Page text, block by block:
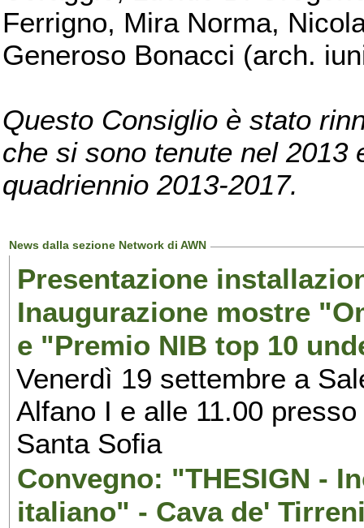
Ferrigno, Mira Norma,
Generoso Bonacci (arch.
Questo Consiglio è stato
che si sono tenute nel 2013
quadriennio 2013-2017.
News dalla sezione Network di AWN
Presentazione
Inaugurazione mostre
e "Premio NIB top 10
Venerdì 19 settembre a
Alfano I e alle 11.00
Santa Sofia
Convegno: "THESIGN -
italiano" - Cava de'